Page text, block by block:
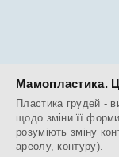
Мамопластика.
Пластика грудей -
щодо зміни її
розуміють зміну
ареолу, контуру).